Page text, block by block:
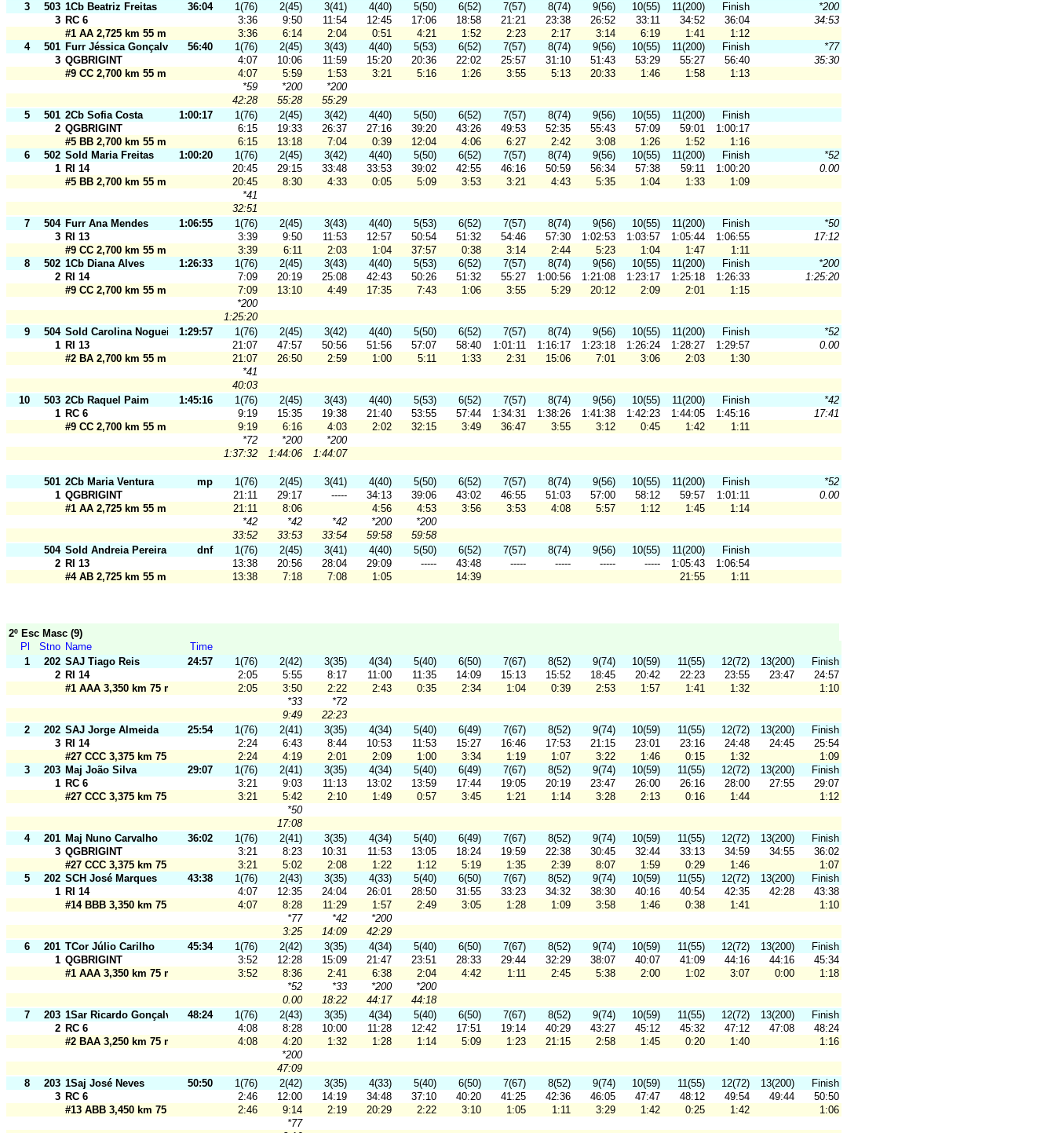
3
503 1Cb Beatriz Freitas 36:04 1(76) 2(45) 3(41) 4(40) 5(50) 6(52) 7(57) 8(74) 9(56) 10(55) 11(200) Finish
*200
3 RC 6 3:36 9:50 11:54 12:45 17:06 18:58 21:21 23:38 26:52 33:11 34:52 36:04
34:53
#1 AA 2,725 km 55 m
3:36 6:14 2:04 0:51 4:21 1:52 2:23 2:17 3:14 6:19 1:41
1:12
4
501 Furr Jéssica Gonçalves 56:40 1(76) 2(45) 3(43) 4(40) 5(53) 6(52) 7(57) 8(74) 9(56) 10(55) 11(200) Finish
*77
3 QGBRIGINT 4:07 10:06 11:59 15:20 20:36 22:02 25:57 31:10 51:43 53:29 55:27 56:40
35:30
#9 CC 2,700 km 55 m
4:07 5:59 1:53 3:21 5:16 1:26 3:55 5:13 20:33 1:46 1:58
1:13
*59
*200
*200
42:28
55:28
55:29
5
501 2Cb Sofia Costa 1:00:17 1(76) 2(45) 3(42) 4(40) 5(50) 6(52) 7(57) 8(74) 9(56) 10(55) 11(200)
Finish
2 QGBRIGINT 6:15 19:33 26:37 27:16 39:20 43:26 49:53 52:35 55:43 57:09 59:01
1:00:17
#5 BB 2,700 km 55 m
6:15 13:18 7:04 0:39 12:04 4:06 6:27 2:42 3:08 1:26 1:52
1:16
6
502 Sold Maria Freitas 1:00:20 1(76) 2(45) 3(42) 4(40) 5(50) 6(52) 7(57) 8(74) 9(56) 10(55) 11(200) Finish
*52
1 RI 14 20:45 29:15 33:48 33:53 39:02 42:55 46:16 50:59 56:34 57:38 59:11 1:00:20
0.00
#5 BB 2,700 km 55 m
20:45 8:30 4:33 0:05 5:09 3:53 3:21 4:43 5:35 1:04 1:33
1:09
*41
32:51
7
504 Furr Ana Mendes 1:06:55 1(76) 2(45) 3(43) 4(40) 5(53) 6(52) 7(57) 8(74) 9(56) 10(55) 11(200) Finish
*50
3 RI 13 3:39 9:50 11:53 12:57 50:54 51:32 54:46 57:30 1:02:53 1:03:57 1:05:44 1:06:55
17:12
#9 CC 2,700 km 55 m
3:39 6:11 2:03 1:04 37:57 0:38 3:14 2:44 5:23 1:04 1:47
1:11
8
502 1Cb Diana Alves 1:26:33 1(76) 2(45) 3(43) 4(40) 5(53) 6(52) 7(57) 8(74) 9(56) 10(55) 11(200) Finish
*200
2 RI 14 7:09 20:19 25:08 42:43 50:26 51:32 55:27 1:00:56 1:21:08 1:23:17 1:25:18 1:26:33
1:25:20
#9 CC 2,700 km 55 m
7:09 13:10 4:49 17:35 7:43 1:06 3:55 5:29 20:12 2:09 2:01
1:15
*200
1:25:20
9
504 Sold Carolina Nogueira 1:29:57 1(76) 2(45) 3(42) 4(40) 5(50) 6(52) 7(57) 8(74) 9(56) 10(55) 11(200) Finish
*52
1 RI 13 21:07 47:57 50:56 51:56 57:07 58:40 1:01:11 1:16:17 1:23:18 1:26:24 1:28:27 1:29:57
0.00
#2 BA 2,700 km 55 m
21:07 26:50 2:59 1:00 5:11 1:33 2:31 15:06 7:01 3:06 2:03
1:30
*41
40:03
10
503 2Cb Raquel Paim 1:45:16 1(76) 2(45) 3(43) 4(40) 5(53) 6(52) 7(57) 8(74) 9(56) 10(55) 11(200) Finish
*42
1 RC 6 9:19 15:35 19:38 21:40 53:55 57:44 1:34:31 1:38:26 1:41:38 1:42:23 1:44:05 1:45:16
17:41
#9 CC 2,700 km 55 m
9:19 6:16 4:03 2:02 32:15 3:49 36:47 3:55 3:12 0:45 1:42
1:11
*72
*200
*200
1:37:32
1:44:06 1:44:07
501 2Cb Maria Ventura mp 1(76) 2(45) 3(41) 4(40) 5(50) 6(52) 7(57) 8(74) 9(56) 10(55) 11(200) Finish
*52
1 QGBRIGINT 21:11 29:17 ----- 34:13 39:06 43:02 46:55 51:03 57:00 58:12 59:57 1:01:11
0.00
#1 AA 2,725 km 55 m
21:11 8:06 4:56 4:53 3:56 3:53 4:08 5:57 1:12 1:45
1:14
*42
*42 *42 *200
*200
33:52
33:53 33:54 59:58
59:58
504 Sold Andreia Pereira dnf 1(76) 2(45) 3(41) 4(40) 5(50) 6(52) 7(57) 8(74) 9(56) 10(55) 11(200)
Finish
2 RI 13 13:38 20:56 28:04 29:09 ----- 43:48 ----- ----- ----- ----- 1:05:43
1:06:54
#4 AB 2,725 km 55 m
13:38 7:18 7:08 1:05 14:39 21:55 1:11
2º Esc Masc (9)
Pl
Stno Name
Time
1
202 SAJ Tiago Reis 24:57 1(76) 2(42) 3(35) 4(34) 5(40) 6(50) 7(67) 8(52) 9(74) 10(59) 11(55) 12(72) 13(200)
Finish
2 RI 14 2:05 5:55 8:17 11:00 11:35 14:09 15:13 15:52 18:45 20:42 22:23 23:55 23:47
24:57
#1 AAA 3,350 km 75 m
2:05 3:50 2:22 2:43 0:35 2:34 1:04 0:39 2:53 1:57 1:41 1:32
1:10
*33
*72
9:49
22:23
2
202 SAJ Jorge Almeida 25:54 1(76) 2(41) 3(35) 4(34) 5(40) 6(49) 7(67) 8(52) 9(74) 10(59) 11(55) 12(72) 13(200)
Finish
3 RI 14 2:24 6:43 8:44 10:53 11:53 15:27 16:46 17:53 21:15 23:01 23:16 24:48 24:45
25:54
#27 CCC 3,375 km 75 m
2:24 4:19 2:01 2:09 1:00 3:34 1:19 1:07 3:22 1:46 0:15 1:32
1:09
3
203 Maj João Silva 29:07 1(76) 2(41) 3(35) 4(34) 5(40) 6(49) 7(67) 8(52) 9(74) 10(59) 11(55) 12(72) 13(200)
Finish
1 RC 6 3:21 9:03 11:13 13:02 13:59 17:44 19:05 20:19 23:47 26:00 26:16 28:00 27:55
29:07
#27 CCC 3,375 km 75 m
3:21 5:42 2:10 1:49 0:57 3:45 1:21 1:14 3:28 2:13 0:16 1:44
1:12
*50
17:08
4
201 Maj Nuno Carvalho 36:02 1(76) 2(41) 3(35) 4(34) 5(40) 6(49) 7(67) 8(52) 9(74) 10(59) 11(55) 12(72) 13(200)
Finish
3 QGBRIGINT 3:21 8:23 10:31 11:53 13:05 18:24 19:59 22:38 30:45 32:44 33:13 34:59 34:55
36:02
#27 CCC 3,375 km 75 m
3:21 5:02 2:08 1:22 1:12 5:19 1:35 2:39 8:07 1:59 0:29 1:46
1:07
5
202 SCH José Marques 43:38 1(76) 2(43) 3(35) 4(33) 5(40) 6(50) 7(67) 8(52) 9(74) 10(59) 11(55) 12(72) 13(200)
Finish
1 RI 14 4:07 12:35 24:04 26:01 28:50 31:55 33:23 34:32 38:30 40:16 40:54 42:35 42:28
43:38
#14 BBB 3,350 km 75 m
4:07 8:28 11:29 1:57 2:49 3:05 1:28 1:09 3:58 1:46 0:38 1:41
1:10
*77
*42
*200
3:25
14:09
42:29
6
201 TCor Júlio Carilho 45:34 1(76) 2(42) 3(35) 4(34) 5(40) 6(50) 7(67) 8(52) 9(74) 10(59) 11(55) 12(72) 13(200)
Finish
1 QGBRIGINT 3:52 12:28 15:09 21:47 23:51 28:33 29:44 32:29 38:07 40:07 41:09 44:16 44:16
45:34
#1 AAA 3,350 km 75 m
3:52 8:36 2:41 6:38 2:04 4:42 1:11 2:45 5:38 2:00 1:02 3:07 0:00
1:18
*52
*33 *200
*200
0.00
18:22 44:17
44:18
7
203 1Sar Ricardo Gonçalves 48:24 1(76) 2(43) 3(35) 4(34) 5(40) 6(50) 7(67) 8(52) 9(74) 10(59) 11(55) 12(72) 13(200)
Finish
2 RC 6 4:08 8:28 10:00 11:28 12:42 17:51 19:14 40:29 43:27 45:12 45:32 47:12 47:08
48:24
#2 BAA 3,250 km 75 m
4:08 4:20 1:32 1:28 1:14 5:09 1:23 21:15 2:58 1:45 0:20 1:40
1:16
*200
47:09
8
203 1Saj José Neves 50:50 1(76) 2(42) 3(35) 4(33) 5(40) 6(50) 7(67) 8(52) 9(74) 10(59) 11(55) 12(72) 13(200)
Finish
3 RC 6 2:46 12:00 14:19 34:48 37:10 40:20 41:25 42:36 46:05 47:47 48:12 49:54 49:44
50:50
#13 ABB 3,450 km 75 m
2:46 9:14 2:19 20:29 2:22 3:10 1:05 1:11 3:29 1:42 0:25 1:42
1:06
*77